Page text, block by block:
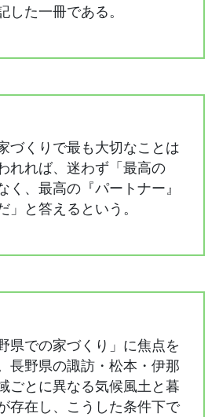
した一冊である。
づくりで最も大切なことは
れれば、迷わず「最高の
く、最高の『パートナー』
」と答えるという。
県での家づくり」に焦点を
長野県の諏訪・松本・伊那
ごとに異なる気候風土と暮
存在し、こうした条件下で